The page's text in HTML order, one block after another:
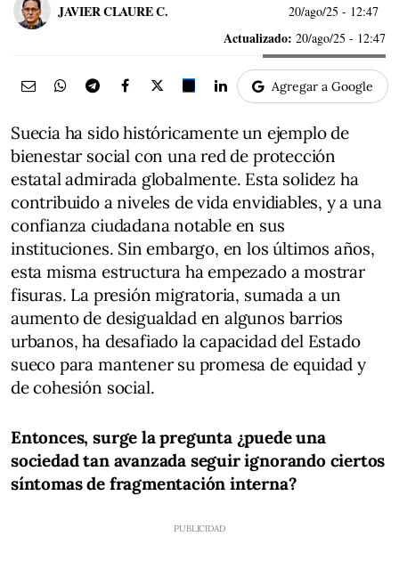
JAVIER CLAURE C. 20/ago/25 - 12:47
Actualizado: 20/ago/25 - 12:47
Agregar a Google
Suecia ha sido históricamente un ejemplo de
bienestar social con una red de protección
estatal admirada globalmente. Esta solidez ha
contribuido a niveles de vida envidiables, y a una
confianza ciudadana notable en sus
instituciones. Sin embargo, en los últimos años,
esta misma estructura ha empezado a mostrar
fisuras. La presión migratoria, sumada a un
aumento de desigualdad en algunos barrios
urbanos, ha desafiado la capacidad del Estado
sueco para mantener su promesa de equidad y
de cohesión social.
Entonces, surge la pregunta ¿puede una
sociedad tan avanzada seguir ignorando ciertos
síntomas de fragmentación interna?